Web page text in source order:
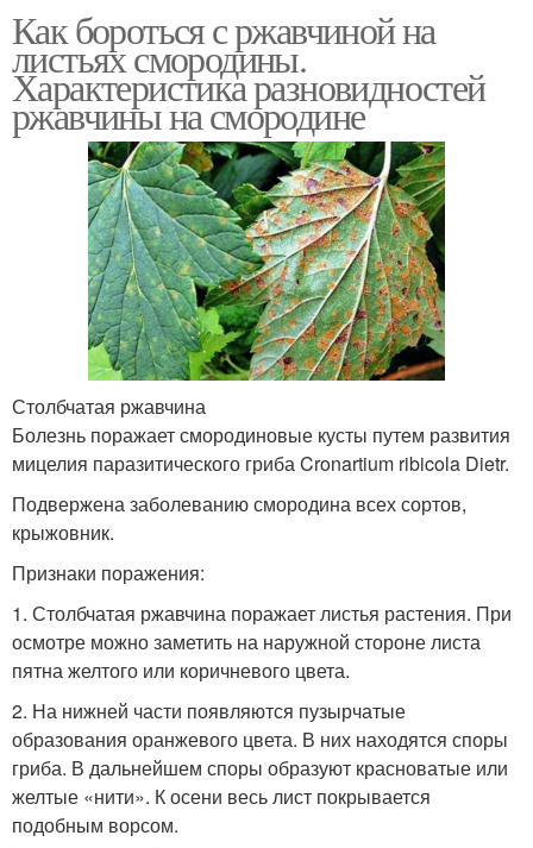
Как бороться с ржавчиной на
листьях смородины.
Характеристика разновидностей
ржавчины на смородине
Столбчатая ржавчина
Болезнь поражает смородиновые кусты путем развития
мицелия паразитического гриба Cronartium ribicola Dietr.
Подвержена заболеванию смородина всех сортов,
крыжовник.
Признаки поражения:
1. Столбчатая ржавчина поражает листья растения. При
осмотре можно заметить на наружной стороне листа
пятна желтого или коричневого цвета.
2. На нижней части появляются пузырчатые
образования оранжевого цвета. В них находятся споры
гриба. В дальнейшем споры образуют красноватые или
желтые «нити». К осени весь лист покрывается
подобным ворсом.